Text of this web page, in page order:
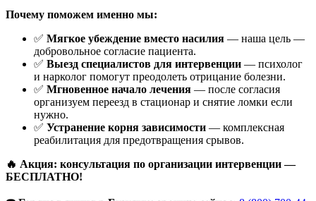
Почему поможем именно мы:
✅ Мягкое убеждение вместо насилия — наша цель —
добровольное согласие пациента.
✅ Выезд специалистов для интервенции — психолог
и нарколог помогут преодолеть отрицание болезни.
✅ Мгновенное начало лечения — после согласия
организуем переезд в стационар и снятие ломки если
нужно.
✅ Устранение корня зависимости — комплексная
реабилитация для предотвращения срывов.
🔥 Акция: консультация по организации интервенции —
БЕСПЛАТНО!